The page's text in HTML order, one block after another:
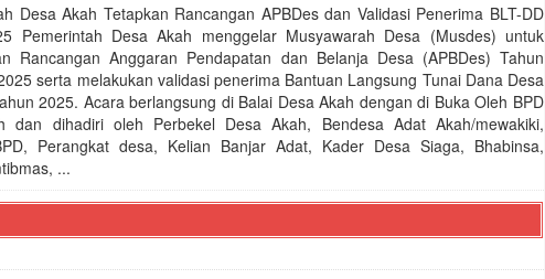
Desa Akah Tetapkan Rancangan APBDes dan Validasi Penerima BLT-DD
Pemerintah Desa Akah menggelar Musyawarah Desa (Musdes) untuk
Rancangan Anggaran Pendapatan dan Belanja Desa (APBDes) Tahun
serta melakukan validasi penerima Bantuan Langsung Tunai Dana Desa
2025. Acara berlangsung di Balai Desa Akah dengan di Buka Oleh BPD
dan dihadiri oleh Perbekel Desa Akah, Bendesa Adat Akah/mewakiki,
Perangkat desa, Kelian Banjar Adat, Kader Desa Siaga, Bhabinsa,
...